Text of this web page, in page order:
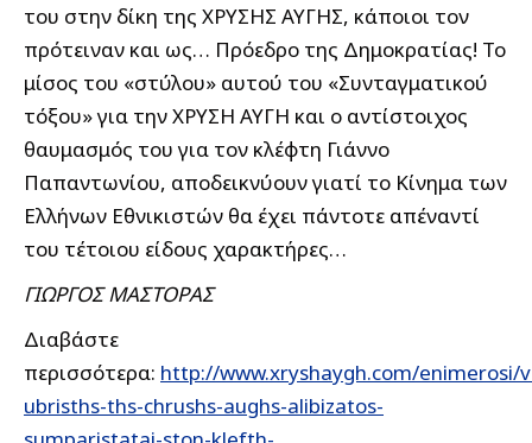
του στην δίκη της ΧΡΥΣΗΣ ΑΥΓΗΣ, κάποιοι τον
πρότειναν και ως… Πρόεδρο της Δημοκρατίας! Το
μίσος του «στύλου» αυτού του «Συνταγματικού
τόξου» για την ΧΡΥΣΗ ΑΥΓΗ και ο αντίστοιχος
θαυμασμός του για τον κλέφτη Γιάννο
Παπαντωνίου, αποδεικνύουν γιατί το Κίνημα των
Ελλήνων Εθνικιστών θα έχει πάντοτε απέναντί
του τέτοιου είδους χαρακτήρες…
ΓΙΩΡΓΟΣ ΜΑΣΤΟΡΑΣ
Διαβάστε
περισσότερα: http://www.xryshaygh.com/enimerosi/
ubrisths-ths-chrushs-aughs-alibizatos-